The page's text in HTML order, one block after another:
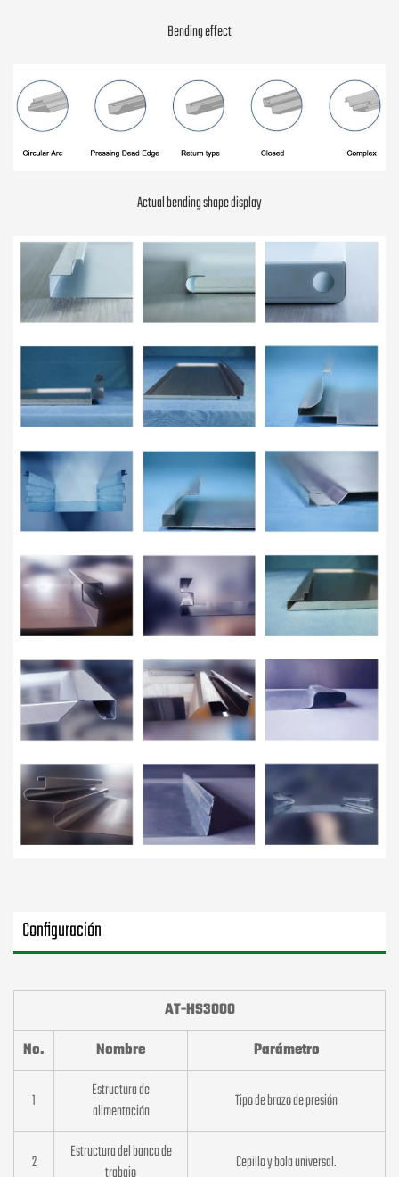
Bending effect
Actual bending shape display
Configuración
AT-HS3000
No.
Nombre Parámetro
1
Estructura de
alimentación
Tipo de brazo de presión
2
Estructura del banco de
trabajo
Cepillo y bola universal.